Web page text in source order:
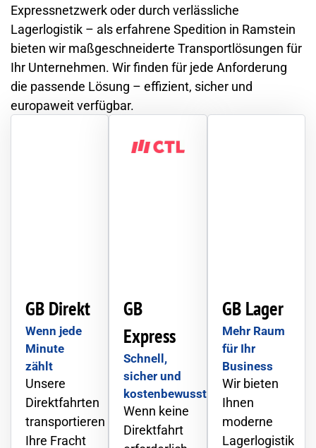
Expressnetzwerk oder durch verlässliche
Lagerlogistik – als erfahrene Spedition in Ramstein
bieten wir maßgeschneiderte Transportlösungen für
Ihr Unternehmen. Wir finden für jede Anforderung
die passende Lösung – effizient, sicher und
europaweit verfügbar.
GB Direkt
Wenn jede
Minute
zählt
Unsere
Direktfahrten
transportieren
Ihre Fracht
GB
Express
Schnell,
sicher und
kostenbewusst
Wenn keine
Direktfahrt
GB Lager
Mehr Raum
für Ihr
Business
Wir bieten
Ihnen
moderne
Lagerlogistik